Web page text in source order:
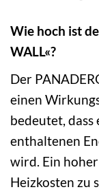
Wie hoch ist
WALL«?
Der
einen
bedeutet,
enthaltenen
wird. Ein
Heizkosten zu